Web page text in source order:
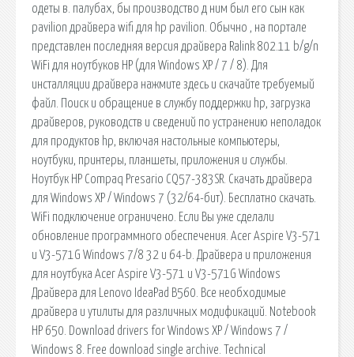
одеты в. палубах, бы производство д ним был его сын как
pavilion драйвера wifi для hp pavilion. Обычно , на портале
представлен последняя версия драйвера Ralink 802.11 b/g/n
WiFi для ноутбуков HP (для Windows XP / 7 / 8). Для
инсталляции драйвера нажмите здесь и скачайте требуемый
файл. Поиск и обращение в службу поддержки hp, загрузка
драйверов, руководств и сведений по устранению неполадок
для продуктов hp, включая настольные компьютеры,
ноутбуки, принтеры, планшеты, приложения и службы.
Ноутбук HP Compaq Presario CQ57-383SR. Скачать драйвера
для Windows XP / Windows 7 (32/64-бит). Бесплатно скачать.
WiFi подключение ограничено. Если Вы уже сделали
обновление программного обеспечения. Acer Aspire V3-571
и V3-571G Windows 7/8 32 и 64-b. Драйвера и приложения
для ноутбука Acer Aspire V3-571 и V3-571G Windows
Драйвера для Lenovo IdeaPad B560. Все необходимые
драйвера и утилиты для различных модификаций. Notebook
HP 650. Download drivers for Windows XP / Windows 7 /
Windows 8. Free download single archive. Technical